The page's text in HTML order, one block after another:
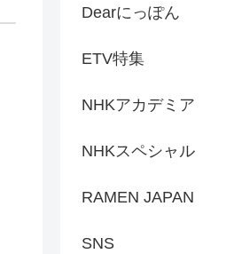
Dearにっぽん
ETV特集
NHKアカデミア
NHKスペシャル
RAMEN JAPAN
SNS